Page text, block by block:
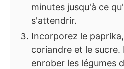
minutes jusqu'à ce
s'attendrir.
Incorporez le
coriandre et le sucre.
enrober les légumes